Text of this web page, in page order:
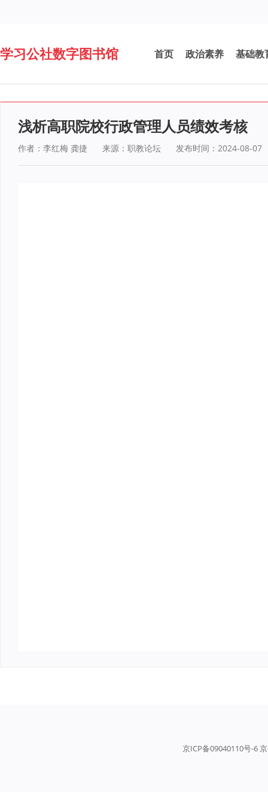
学习公社数字图书馆 首页 政治素养 基础教
浅析高职院校行政管理人员绩效考核
作者：李红梅 龚捷 来源：职教论坛 发布时间：2024-08-07
京ICP备09040110号-6